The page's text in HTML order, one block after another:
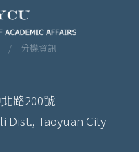
/ 分機資訊
路200號
Dist., Taoyuan City